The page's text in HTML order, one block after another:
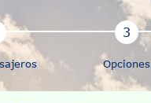
Opciones